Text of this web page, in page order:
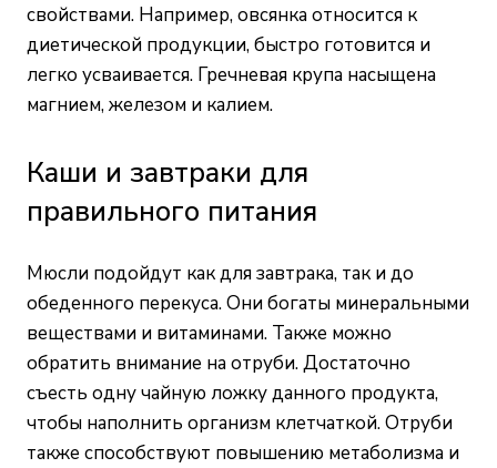
свойствами. Например, овсянка относится к
диетической продукции, быстро готовится и
легко усваивается. Гречневая крупа насыщена
магнием, железом и калием.
Каши и завтраки для
правильного питания
Мюсли подойдут как для завтрака, так и до
обеденного перекуса. Они богаты минеральными
веществами и витаминами. Также можно
обратить внимание на отруби. Достаточно
съесть одну чайную ложку данного продукта,
чтобы наполнить организм клетчаткой. Отруби
также способствуют повышению метаболизма и